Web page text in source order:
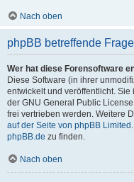
Nach oben
phpBB betreffende
Wer hat diese Forensoftware
Diese Software (in ihrer
entwickelt und veröffentlicht.
der GNU General Public
frei vertrieben werden. Weitere
auf der Seite von phpBB Limited
phpBB.de zu finden.
Nach oben